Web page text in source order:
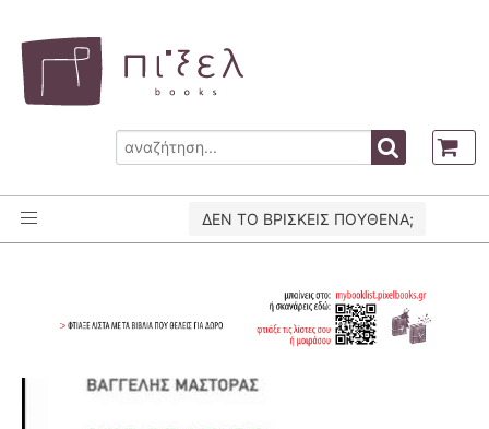
ΔΕΝ ΤΟ ΒΡΙΣΚΕΙΣ ΠΟΥΘΕΝΑ;